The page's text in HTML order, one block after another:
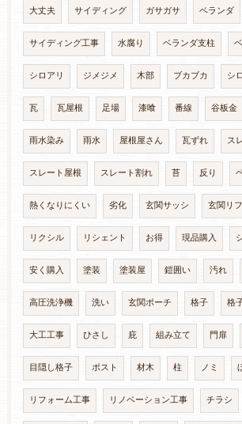
大丈夫 サイディング ガサガサ ベランダ
サイディング工事 水腐り ベランダ支柱
シロアリ ジメジメ 木部 ブカブカ シ
瓦 瓦屋根 足場 漆喰 番線 谷板金
雨水染み 雨水 屋根屋さん 瓦ずれ ス
スレート屋根 スレート割れ 苔 反り
熱くなりにくい 劣化 玄関サッシ 玄関リ
リクシル リシェント お得 現品購入
安く購入 塗装 塗装屋 鎧囲い 汚れ
高圧洗浄機 洗い 玄関ポーチ 格子 格
大工工事 ひさし 庇 組み立て 門扉
目隠し格子 ポスト 材木 柱 ノミ
リフォーム工事 リノベーション工事 チラシ